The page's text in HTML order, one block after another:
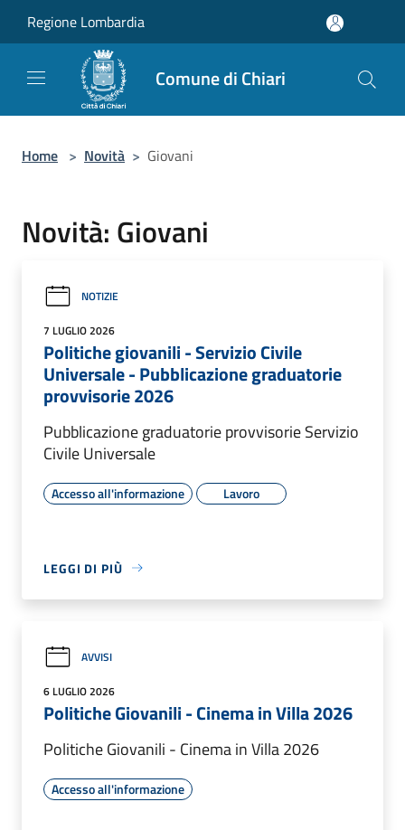
Regione Lombardia
Comune di Chiari
Home > Novità > Giovani
Novità: Giovani
NOTIZIE
7 LUGLIO 2026
Politiche giovanili - Servizio Civile
Universale - Pubblicazione graduatorie
provvisorie 2026
Pubblicazione graduatorie provvisorie Servizio
Civile Universale
Accesso all'informazione Lavoro
LEGGI DI PIÙ
AVVISI
6 LUGLIO 2026
Politiche Giovanili - Cinema in Villa 2026
Politiche Giovanili - Cinema in Villa 2026
Accesso all'informazione